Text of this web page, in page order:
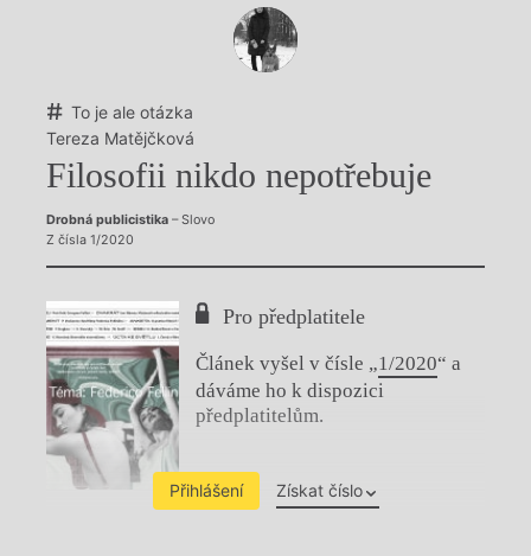
Výroční ceny
To je ale otázka
Tereza Matějčková
Filosofii nikdo nepotřebuje
Drobná publicistika– Slovo
Z čísla 1/2020
Pro předplatitele
Článek vyšel v čísle „1/2020“ a
dáváme ho k dispozici
předplatitelům.
Přihlášení Získat číslo